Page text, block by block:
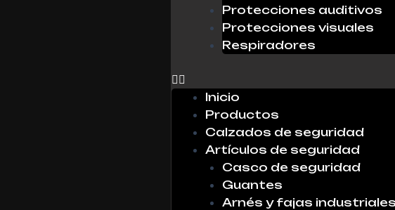
Protecciones auditivos
Protecciones visuales
Respiradores
Inicio
Productos
Calzados de seguridad
Artículos de seguridad
Casco de seguridad
Guantes
Arnés y fajas industriales